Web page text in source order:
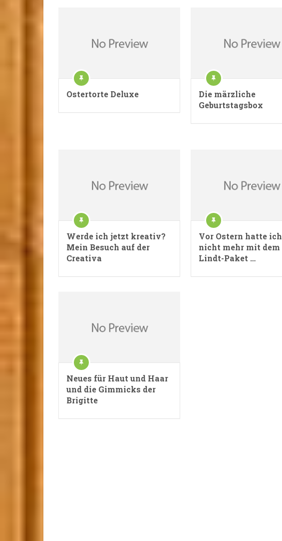
Ostertorte Deluxe
Die märzliche
Geburtstagsbox
Werde ich jetzt kreativ?
Mein Besuch auf der
Creativa
Vor Ostern hatte ich
nicht mehr mit dem
Lindt-Paket …
Neues für Haut und Haar
und die Gimmicks der
Brigitte